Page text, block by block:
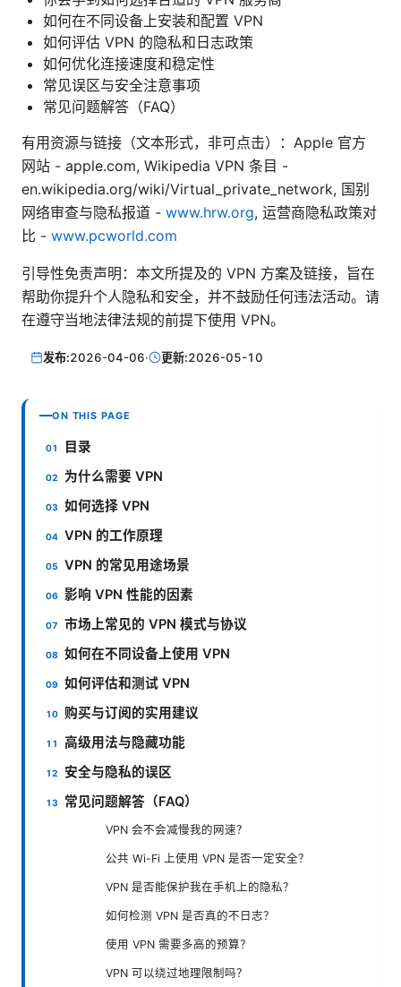
如何在不同设备上安装和配置 VPN
如何评估 VPN 的隐私和日志政策
如何优化连接速度和稳定性
常见误区与安全注意事项
常见问题解答（FAQ）
有用资源与链接（文本形式，非可点击）：Apple 官方
网站 - apple.com, Wikipedia VPN 条目 -
en.wikipedia.org/wiki/Virtual_private_network, 国别
网络审查与隐私报道 - www.hrw.org, 运营商隐私政策对
比 - www.pcworld.com
引导性免责声明：本文所提及的 VPN 方案及链接，旨在
帮助你提升个人隐私和安全，并不鼓励任何违法活动。请
在遵守当地法律法规的前提下使用 VPN。
发布:2026-04-06· 更新:2026-05-10
ON THIS PAGE
目录
为什么需要 VPN
如何选择 VPN
VPN 的工作原理
VPN 的常见用途场景
影响 VPN 性能的因素
市场上常见的 VPN 模式与协议
如何在不同设备上使用 VPN
如何评估和测试 VPN
购买与订阅的实用建议
高级用法与隐藏功能
安全与隐私的误区
常见问题解答（FAQ）
VPN 会不会减慢我的网速？
公共 Wi-Fi 上使用 VPN 是否一定安全？
VPN 是否能保护我在手机上的隐私？
如何检测 VPN 是否真的不日志？
使用 VPN 需要多高的预算？
VPN 可以绕过地理限制吗？